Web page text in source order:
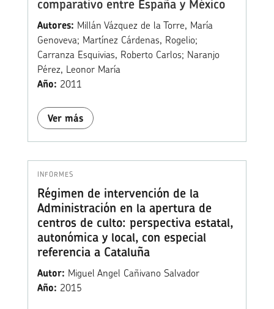
comparativo entre España y México
Autores: Millán Vázquez de la Torre, María
Genoveva; Martínez Cárdenas, Rogelio;
Carranza Esquivias, Roberto Carlos; Naranjo
Pérez, Leonor María
Año: 2011
Ver más
INFORMES
Régimen de intervención de la
Administración en la apertura de
centros de culto: perspectiva estatal,
autonómica y local, con especial
referencia a Cataluña
Autor: Miguel Angel Cañivano Salvador
Año: 2015